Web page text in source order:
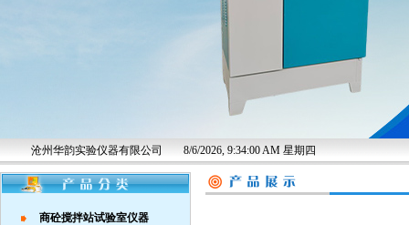
沧州华韵实验仪器有限公司 8/6/2026, 9:34:01 AM 星期四
商砼搅拌站试验室仪器